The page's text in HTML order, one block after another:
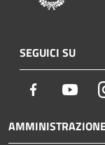
SEGUICI SU
Facebook